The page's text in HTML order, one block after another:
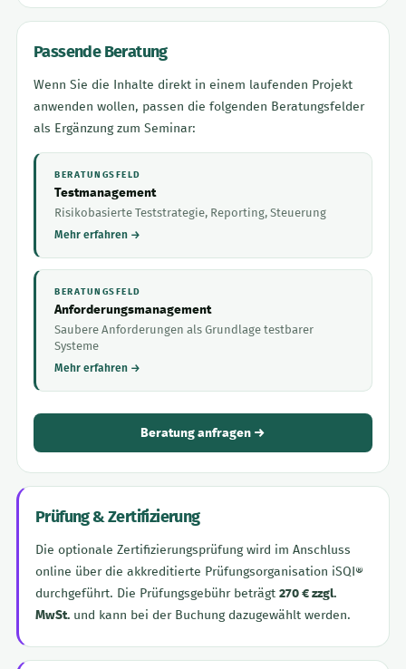
Passende Beratung
Wenn Sie die Inhalte direkt in einem laufenden Projekt
anwenden wollen, passen die folgenden Beratungsfelder
als Ergänzung zum Seminar:
BERATUNGSFELD
Testmanagement
Risikobasierte Teststrategie, Reporting, Steuerung
Mehr erfahren →
BERATUNGSFELD
Anforderungsmanagement
Saubere Anforderungen als Grundlage testbarer
Systeme
Mehr erfahren →
Beratung anfragen →
Prüfung & Zertifizierung
Die optionale Zertifizierungsprüfung wird im Anschluss
online über die akkreditierte Prüfungsorganisation iSQI®
durchgeführt. Die Prüfungsgebühr beträgt 270 € zzgl.
MwSt. und kann bei der Buchung dazugewählt werden.